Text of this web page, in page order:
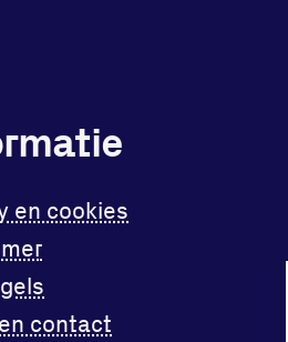
en cookies
contact